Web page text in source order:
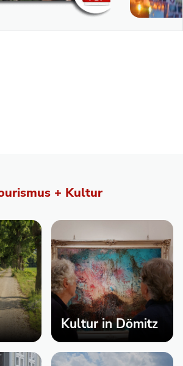
+ Kultur
Kultur in Dömitz